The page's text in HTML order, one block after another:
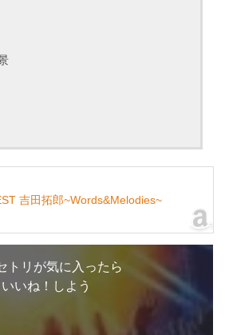
吉田拓郎~Words&Melodies~
トリが気に入ったら
いいね！しよう